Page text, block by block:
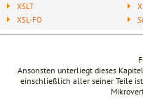
XSLT
XSL-FO
Ansonsten unterliegt dieses
einschließlich aller seiner Teile